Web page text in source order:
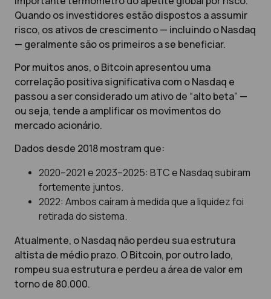
Quando os investidores estão dispostos a assumir
risco, os ativos de crescimento — incluindo o Nasdaq
— geralmente são os primeiros a se beneficiar.
Por muitos anos, o Bitcoin apresentou uma
correlação positiva significativa com o Nasdaq e
passou a ser considerado um ativo de “alto beta” —
ou seja, tende a amplificar os movimentos do
mercado acionário.
Dados desde 2018 mostram que:
2020–2021 e 2023–2025: BTC e Nasdaq subiram
fortemente juntos.
2022: Ambos caíram à medida que a liquidez foi
retirada do sistema.
Atualmente, o Nasdaq não perdeu sua estrutura
altista de médio prazo. O Bitcoin, por outro lado,
rompeu sua estrutura e perdeu a área de valor em
torno de 80.000.